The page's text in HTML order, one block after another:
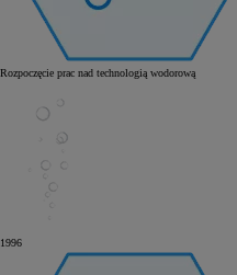
Rozpoczęcie prac nad technologią wodorową
1996